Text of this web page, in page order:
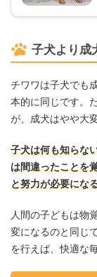
子犬より成
チワワは子犬でも
本的に同じです。
が、成犬はやや大
子犬は何も知らな
は間違ったことを
と努力が必要にな
人間の子どもは物
変になるのと同じ
を行えば、快適な